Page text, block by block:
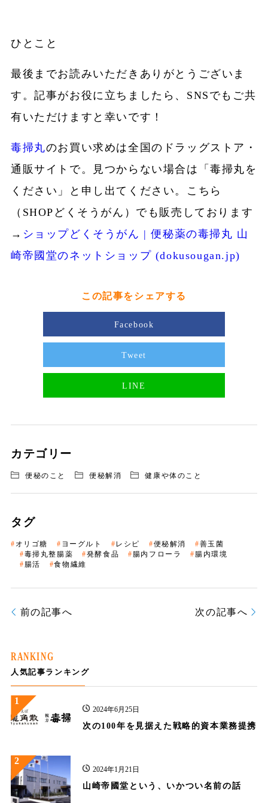
RANKING
人気記事ランキング
1
2024年6月25日
次の100年を見据えた戦略的資本業務提携
2
2024年1月21日
山崎帝國堂という、いかつい名前の話
ひとこと
最後までお読みいただきありがとうございま
す。記事がお役に立ちましたら、SNSでもご共
有いただけますと幸いです！
毒掃丸のお買い求めは全国のドラッグストア・
通販サイトで。見つからない場合は「毒掃丸を
ください」と申し出てください。こちら
（SHOPどくそうがん）でも販売しております
→ ショップどくそうがん | 便秘薬の毒掃丸 山
崎帝國堂のネットショップ (dokusougan.jp)
この記事をシェアする
Facebook
Tweet
LINE
カテゴリー
便秘のこと 便秘解消 健康や体のこと
タグ
オリゴ糖 ヨーグルト レシピ 便秘解消
善玉菌
毒掃丸整腸薬
発酵食品 腸内フローラ
腸内環境
腸活
食物繊維
前の記事へ 次の記事へ